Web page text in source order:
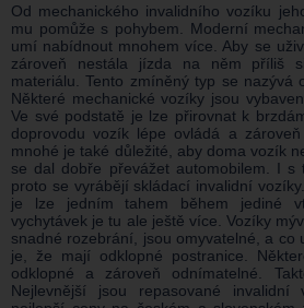
Od mechanického invalidního vozíku
mu pomůže s pohybem. Moderní
umí nabídnout mnohem více. Aby se
zároveň nestála jízda na něm příliš
materiálu. Tento zmíněný typ se nazývá
Některé mechanické vozíky jsou
Ve své podstatě je lze přirovnat k
doprovodu vozík lépe ovládá a
mnohé je také důležité, aby doma vozík
se dal dobře převážet automobilem. I s
proto se vyrábějí skládací invalidní
je lze jedním tahem během jediné
vychytávek je tu ale ještě více. Vozíky
snadné rozebrání, jsou omyvatelné, a co
je, že mají odklopné postranice.
odklopné a zároveň odnímatelné.
Nejlevnější jsou repasované